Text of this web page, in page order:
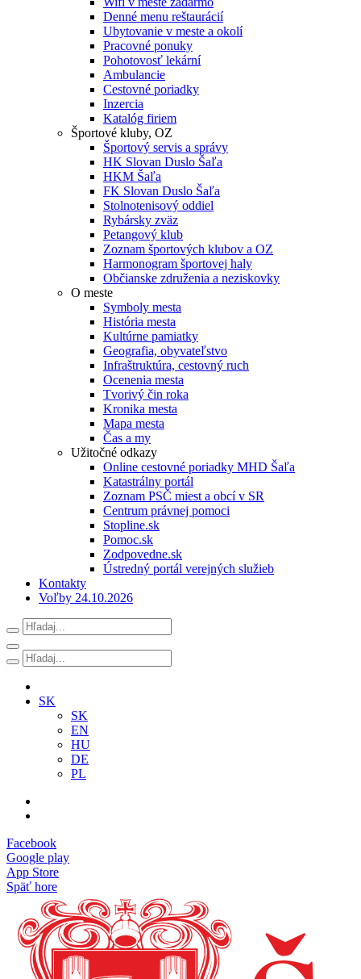
Denné menu reštaurácií
Ubytovanie v meste a okolí
Pracovné ponuky
Pohotovosť lekární
Ambulancie
Cestovné poriadky
Inzercia
Katalóg firiem
Športové kluby, OZ
Športový servis a správy
HK Slovan Duslo Šaľa
HKM Šaľa
FK Slovan Duslo Šaľa
Stolnotenisový oddiel
Rybársky zväz
Petangový klub
Zoznam športových klubov a OZ
Harmonogram športovej haly
Občianske združenia a neziskovky
O meste
Symboly mesta
História mesta
Kultúrne pamiatky
Geografia, obyvateľstvo
Infraštruktúra, cestovný ruch
Ocenenia mesta
Tvorivý čin roka
Kronika mesta
Mapa mesta
Čas a my
Užitočné odkazy
Online cestovné poriadky MHD Šaľa
Katastrálny portál
Zoznam PSČ miest a obcí v SR
Centrum právnej pomoci
Stopline.sk
Pomoc.sk
Zodpovedne.sk
Ústredný portál verejných služieb
Kontakty
Voľby 24.10.2026
SK
SK
EN
HU
DE
PL
Facebook
Google play
App Store
Späť hore